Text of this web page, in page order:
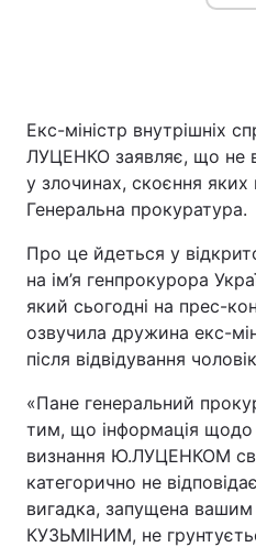
Екс-міністр внутрішніх
ЛУЦЕНКО заявляє, що не
у злочинах, скоєння яких
Генеральна прокуратура.
Про це йдеться у
на ім’я генпрокурора
який сьогодні на прес-
озвучила дружина екс-
після відвідування
«Пане генеральний
тим, що інформація щодо
визнання Ю.ЛУЦЕНКОМ
категорично не
вигадка, запущена
КУЗЬМІНИМ, не